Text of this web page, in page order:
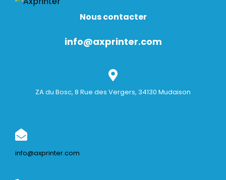
Nous contacter
info@axprinter.com
ZA du Bosc, 8 Rue des Vergers, 34130 Mudaison
info@axprinter.com